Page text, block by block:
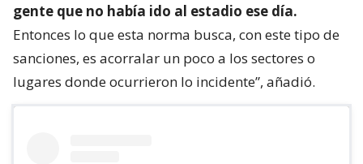
gente que no había ido al estadio ese día.
Entonces lo que esta norma busca, con este tipo de
sanciones, es acorralar un poco a los sectores o
lugares donde ocurrieron lo incidente”, añadió.